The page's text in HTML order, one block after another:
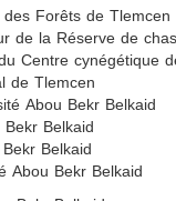
Forêts de Tlemcen
de la Réserve de
Centre cynégétique
de Tlemcen
Abou Bekr Belkaid
Belkaid
Belkaid
Abou Bekr Belkaid